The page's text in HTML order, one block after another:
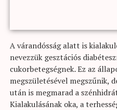
A várandósság alatt is
nevezzük gesztációs
cukorbetegségnek. Ez az
megszületésével megszűnik,
után is megmarad a
Kialakulásának oka, a